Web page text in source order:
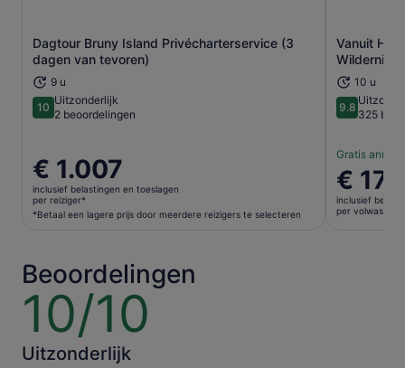
Dagtour Bruny Island Privécharterservice (3
dagen van tevoren)
9 u
1010 van 10
Uitzonderlijk
2 beoordelingen
De
prijs
is
€ 1.007
*Betaal
een
lagere
prijs
door
meerdere
€ 1.007
inclusief belastingen en toeslagen
per reiziger*
*Betaal een lagere prijs door meerdere reizigers te selecteren
Opent een nieuwe tab
Vanuit
Wildernis
10 u
9.89.8 van 10
325
Gratis
De
prijs
is
€ 177
inclusief
per volwassene
Beoordelingen
10/10
10
10
Uitzonderlijk